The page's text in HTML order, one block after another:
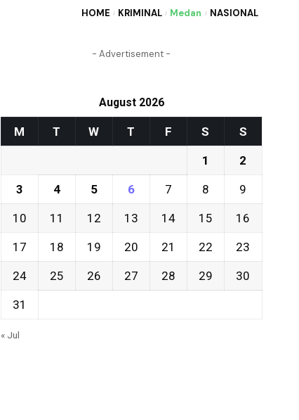
HOME KRIMINAL Medan NASIONAL
- Advertisement -
August 2026
M T W T F S S
1 2
3 4 5 6 7 8 9
10 11 12 13 14 15 16
17 18 19 20 21 22 23
24 25 26 27 28 29 30
31
« Jul